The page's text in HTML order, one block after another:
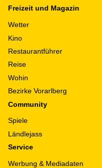
Freizeit und Magazin
Wetter
Kino
Restaurantführer
Reise
Wohin
Bezirke Vorarlberg
Community
Spiele
Ländlejass
Service
Werbung & Mediadaten